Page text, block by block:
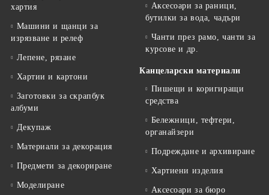
хартия
Машини и щанци за
изрязване и релеф
Лепене, рязане
Хартии и картони
Заготовки за скрапбук
албуми
Декупаж
Материали за декорация
Предмети за декориране
Моделиране
Аксесоари за раници,
бутилки за вода, чадъри
Чанти през рамо, чанти за
курсове и др.
Канцеларски материали
Пишещи и коригиращи
средства
Бележници, тефтери,
органайзери
Подреждане и архивиране
Хартиени изделия
Аксесоари за бюро